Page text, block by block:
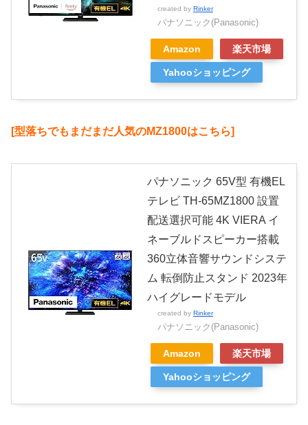
created by Rinker
パナソニック(Panasonic)
Amazon 楽天市場
Yahooショッピング
[型落ちでもまだまだ人気のMZ1800はこちら]
パナソニック 65V型 有機EL
テレビ TH-65MZ1800 設置
配送選択可能 4K VIERA イ
ネーブルドスピーカー搭載
360立体音響サウンドシステ
ム 転倒防止スタンド 2023年
ハイグレードモデル
created by Rinker
パナソニック(Panasonic)
Amazon 楽天市場
Yahooショッピング